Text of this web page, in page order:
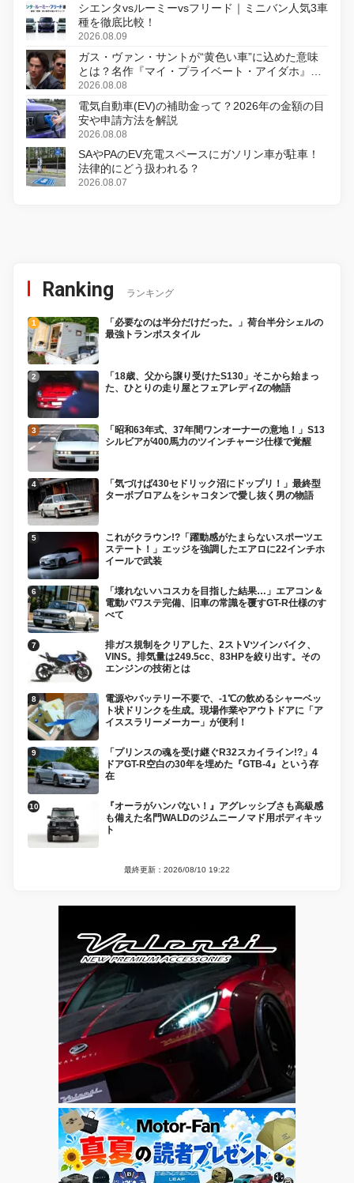
シエンタvsルーミーvsフリード｜ミニバン人気3車
種を徹底比較！
2026.08.09
ガス・ヴァン・サントが“黄色い車”に込めた意味
とは？名作『マイ・プライベート・アイダホ』が
初のデジタルリマスター版で復活
2026.08.08
電気自動車(EV)の補助金って？2026年の金額の目
安や申請方法を解説
2026.08.08
SAやPAのEV充電スペースにガソリン車が駐車！
法律的にどう扱われる？
2026.08.07
Ranking ランキング
「必要なのは半分だけだった。」荷台半分シェルの
最強トランポスタイル
「18歳、父から譲り受けたS130」そこから始まっ
た、ひとりの走り屋とフェアレディZの物語
「昭和63年式、37年間ワンオーナーの意地！」S13
シルビアが400馬力のツインチャージ仕様で覚醒
「気づけば430セドリック沼にドップリ！」最終型
ターボブロアムをシャコタンで愛し抜く男の物語
これがクラウン!?「躍動感がたまらないスポーツエ
ステート！」エッジを強調したエアロに22インチホ
イールで武装
「壊れないハコスカを目指した結果…」エアコン＆
電動パワステ完備、旧車の常識を覆すGT-R仕様のす
べて
排ガス規制をクリアした、2ストVツインバイク、
VINS。排気量は249.5cc、83HPを絞り出す。その
エンジンの技術とは
電源やバッテリー不要で、-1℃の飲めるシャーベッ
ト状ドリンクを生成。現場作業やアウトドアに「ア
イススラリーメーカー」が便利！
「プリンスの魂を受け継ぐR32スカイライン!?」4
ドアGT-R空白の30年を埋めた『GTB-4』という存
在
『オーラがハンパない！』アグレッシブさも高級感
も備えた名門WALDのジムニーノマド用ボディキッ
ト
最終更新：2026/08/10 19:22